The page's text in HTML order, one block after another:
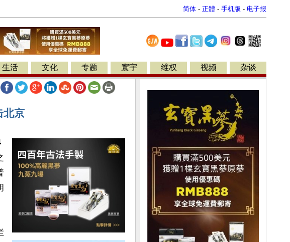
简体 - 正體 - 手机版 - 电子报
生活 文化 专题 寰宇 维权 视频 杂谈
北京